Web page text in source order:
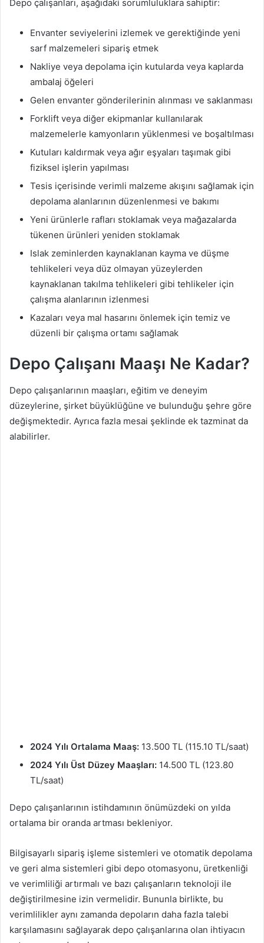
Depo çalışanları, aşağıdaki sorumluluklara sahiptir:
Envanter seviyelerini izlemek ve gerektiğinde yeni
sarf malzemeleri sipariş etmek
Nakliye veya depolama için kutularda veya kaplarda
ambalaj öğeleri
Gelen envanter gönderilerinin alınması ve saklanması
Forklift veya diğer ekipmanlar kullanılarak
malzemelerle kamyonların yüklenmesi ve boşaltılması
Kutuları kaldırmak veya ağır eşyaları taşımak gibi
fiziksel işlerin yapılması
Tesis içerisinde verimli malzeme akışını sağlamak için
depolama alanlarının düzenlenmesi ve bakımı
Yeni ürünlerle rafları stoklamak veya mağazalarda
tükenen ürünleri yeniden stoklamak
Islak zeminlerden kaynaklanan kayma ve düşme
tehlikeleri veya düz olmayan yüzeylerden
kaynaklanan takılma tehlikeleri gibi tehlikeler için
çalışma alanlarının izlenmesi
Kazaları veya mal hasarını önlemek için temiz ve
düzenli bir çalışma ortamı sağlamak
Depo Çalışanı Maaşı Ne Kadar?
Depo çalışanlarının maaşları, eğitim ve deneyim
düzeylerine, şirket büyüklüğüne ve bulunduğu şehre göre
değişmektedir. Ayrıca fazla mesai şeklinde ek tazminat da
alabilirler.
2024 Yılı Ortalama Maaş: 13.500 TL (115.10 TL/saat)
2024 Yılı Üst Düzey Maaşları: 14.500 TL (123.80
TL/saat)
Depo çalışanlarının istihdamının önümüzdeki on yılda
ortalama bir oranda artması bekleniyor.
Bilgisayarlı sipariş işleme sistemleri ve otomatik depolama
ve geri alma sistemleri gibi depo otomasyonu, üretkenliği
ve verimliliği artırmalı ve bazı çalışanların teknoloji ile
değiştirilmesine izin vermelidir. Bununla birlikte, bu
verimlilikler aynı zamanda depoların daha fazla talebi
karşılamasını sağlayarak depo çalışanlarına olan ihtiyacın